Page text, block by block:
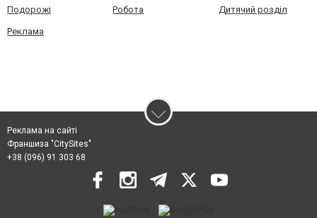
Подорожі Робота Дитячий розділ
Реклама
Реклама на сайті
Франшиза "CitySites"
+38 (096) 91 303 68